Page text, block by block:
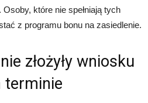
które nie spełniają tych
z programu bonu na zasiedlenie.
złożyły wniosku
terminie